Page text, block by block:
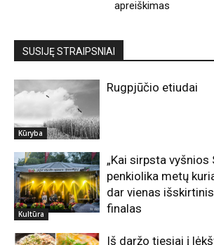
apreiškimas
SUSIJĘ STRAIPSNIAI
Kūryba
Rugpjūčio etiudai
Kultūra
„Kai sirpsta vyšnios
penkiolika metų
dar vienas
finalas
Iš daržo tiesiai į